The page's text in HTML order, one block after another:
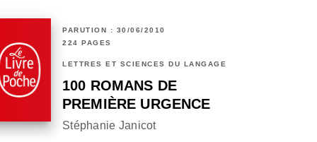
PARUTION : 30/06/2010
224 PAGES
LETTRES ET SCIENCES DU LANGAGE
100 ROMANS DE
PREMIÈRE URGENCE
Stéphanie Janicot